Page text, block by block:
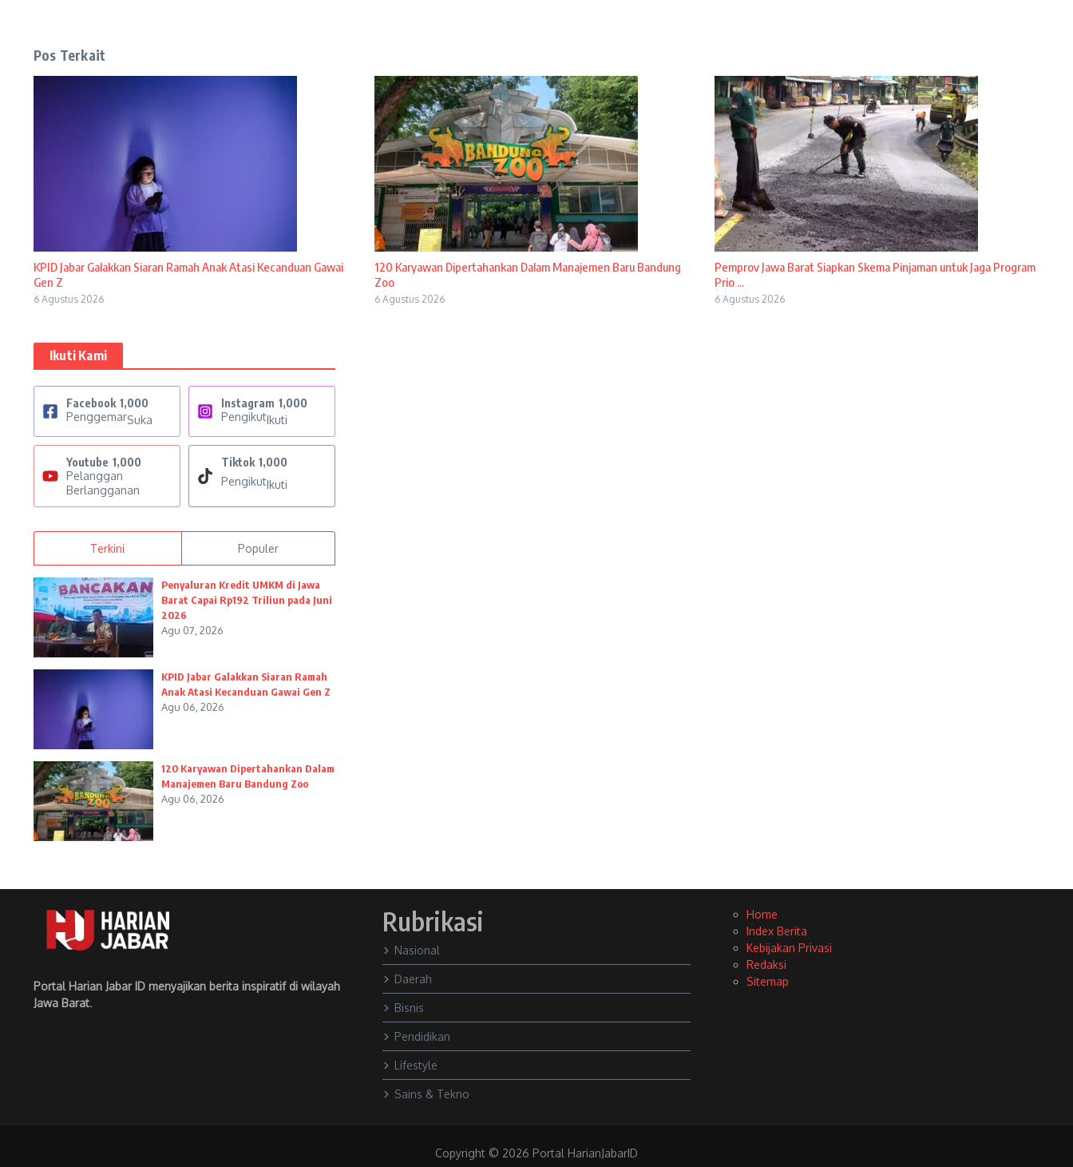
Pos Terkait
KPID Jabar Galakkan Siaran Ramah Anak Atasi Kecanduan Gawai
Gen Z
6 Agustus 2026
120 Karyawan Dipertahankan Dalam Manajemen Baru Bandung
Zoo
6 Agustus 2026
Pemprov Jawa Barat Siapkan Skema Pinjaman untuk Jaga Program
Prio ...
6 Agustus 2026
Ikuti Kami
Facebook 1,000
PenggemarSuka
Instagram 1,000
PengikutIkuti
Youtube 1,000
Pelanggan
Berlangganan
Tiktok 1,000
PengikutIkuti
Terkini Populer
Penyaluran Kredit UMKM di Jawa
Barat Capai Rp192 Triliun pada Juni
2026
Agu 07, 2026
KPID Jabar Galakkan Siaran Ramah
Anak Atasi Kecanduan Gawai Gen Z
Agu 06, 2026
120 Karyawan Dipertahankan Dalam
Manajemen Baru Bandung Zoo
Agu 06, 2026
Portal Harian Jabar ID menyajikan berita inspiratif di wilayah
Jawa Barat.
Rubrikasi
Nasional
Daerah
Bisnis
Pendidikan
Lifestyle
Sains & Tekno
Home
Index Berita
Kebijakan Privasi
Redaksi
Sitemap